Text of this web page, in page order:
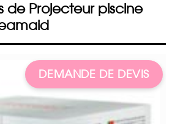
de Projecteur piscine
DEMANDE DE DEVIS